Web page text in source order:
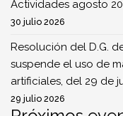
Actividades agosto
30 julio 2026
Resolución del D.G.
suspende el uso de
artificiales, del 29 de
29 julio 2026